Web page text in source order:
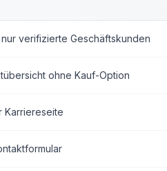
verifizierte Geschäftskunden
ohne Kauf-Option
Karriereseite